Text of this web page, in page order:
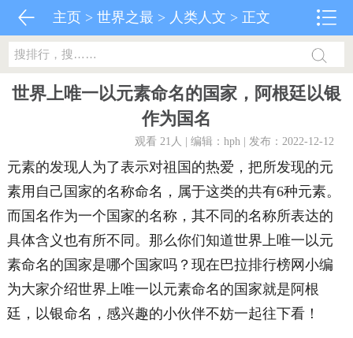
主页 >世界之最 > 人类人文 > 正文
世界上唯一以元素命名的国家，阿根廷以银
作为国名
观看 21 人 | 编辑：hph | 发布：2022-12-12
元素的发现人为了表示对祖国的热爱，把所发现的元
素用自己国家的名称命名，属于这类的共有6种元素。
而国名作为一个国家的名称，其不同的名称所表达的
具体含义也有所不同。那么你们知道世界上唯一以元
素命名的国家是哪个国家吗？现在巴拉排行榜网小编
为大家介绍世界上唯一以元素命名的国家就是阿根
廷，以银命名，感兴趣的小伙伴不妨一起往下看！